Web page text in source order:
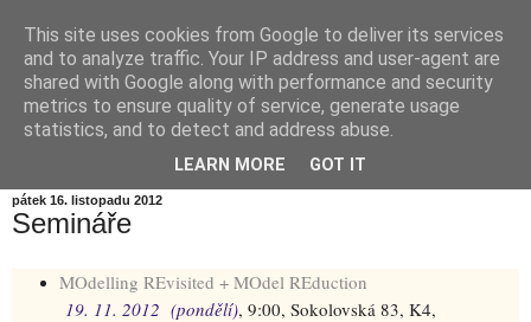
Informační zátiší
Blog Ústavu informatiky Akademie věd České republiky,
pátek 16. listopadu 2012
Semináře
MOdelling REvisited + MOdel REduction
19. 11. 2012 (pondělí), 9:00, Sokolovská 83, K4,
This site uses cookies from Google to deliver its services
and to analyze traffic. Your IP address and user-agent are
shared with Google along with performance and security
metrics to ensure quality of service, generate usage
statistics, and to detect and address abuse.
LEARN MORE GOT IT